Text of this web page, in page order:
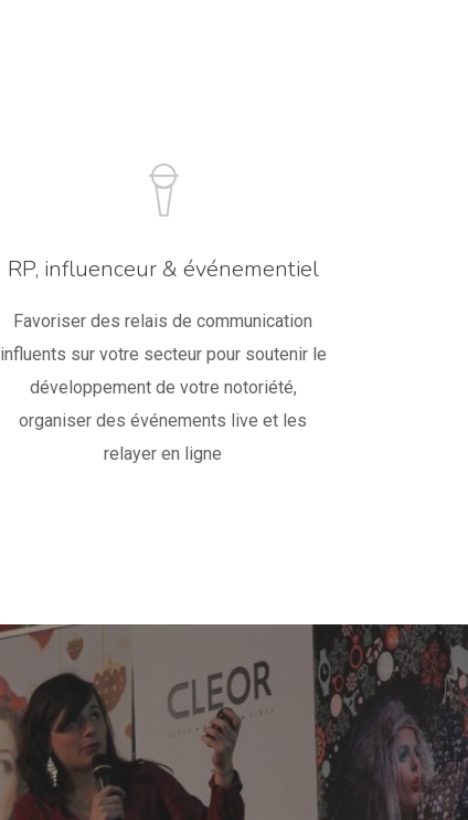
RP, influenceur & événementiel
Favoriser des relais de communication
influents sur votre secteur pour soutenir le
développement de votre notoriété,
organiser des événements live et les
relayer en ligne